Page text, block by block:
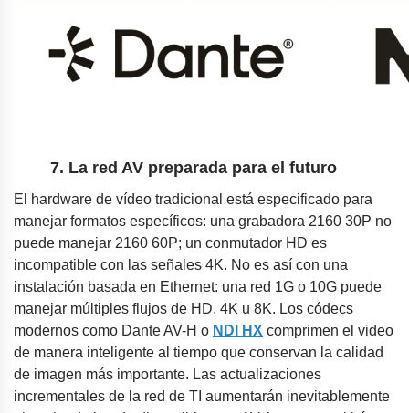
7. La red AV preparada para el futuro
El hardware de vídeo tradicional está especificado para
manejar formatos específicos: una grabadora 2160 30P no
puede manejar 2160 60P; un conmutador HD es
incompatible con las señales 4K. No es así con una
instalación basada en Ethernet: una red 1G o 10G puede
manejar múltiples flujos de HD, 4K u 8K. Los códecs
modernos como Dante AV-H o NDI HX comprimen el video
de manera inteligente al tiempo que conservan la calidad
de imagen más importante. Las actualizaciones
incrementales de la red de TI aumentarán inevitablemente